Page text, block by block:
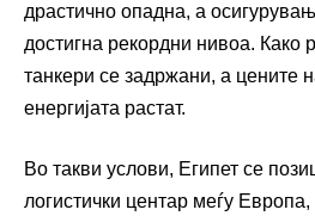
драстично опадна, а
достигна рекордни нивоа. Како
танкери се задржани, а цените
енергијата растат.
Во такви услови, Египет се
логистички центар меѓу